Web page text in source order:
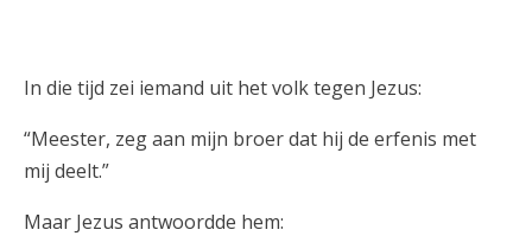
In die tijd zei iemand uit het volk tegen Jezus:
“Meester, zeg aan mijn broer dat hij de erfenis met
mij deelt.”
Maar Jezus antwoordde hem: